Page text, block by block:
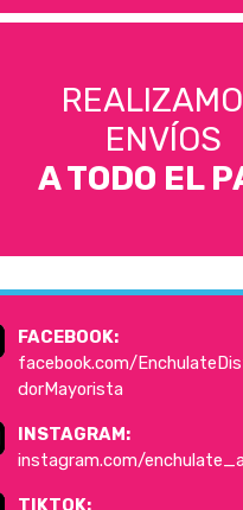
ENVÍOS
A TODO EL
FACEBOOK:
facebook.com/
dorMayorista
INSTAGRAM:
instagram.com/
TIKTOK: